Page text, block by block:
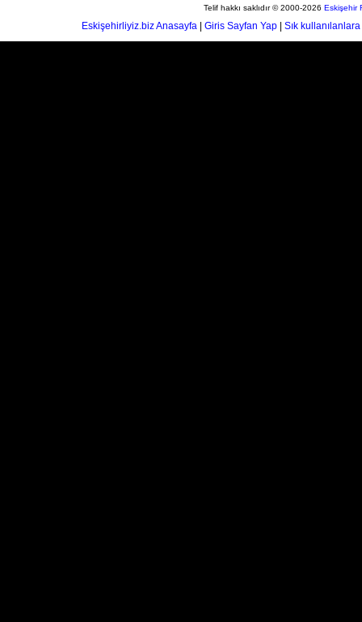
Telif hakkı saklıdır © 2000-2026 Eskişehir
Eskişehirliyiz.biz Anasayfa| Giris Sayfan Yap| Sık